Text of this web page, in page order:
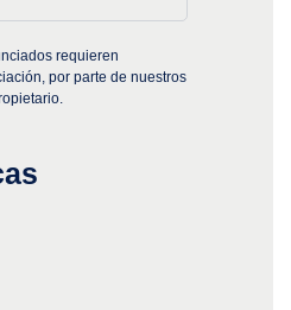
requieren
por parte de nuestros